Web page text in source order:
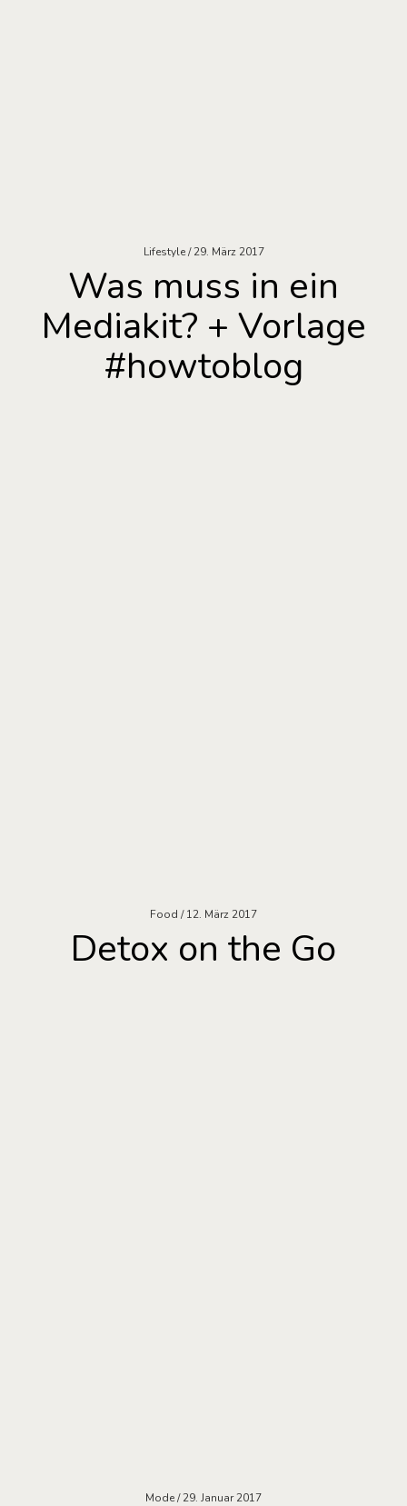
Lifestyle 29. März 2017
Was muss in ein
Mediakit? + Vorlage
#howtoblog
Food 12. März 2017
Detox on the Go
Mode 29. Januar 2017